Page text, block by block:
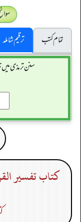
تمام کتب
ترقیم شاملہ
سنن ترمذی میں
كتاب تفسير